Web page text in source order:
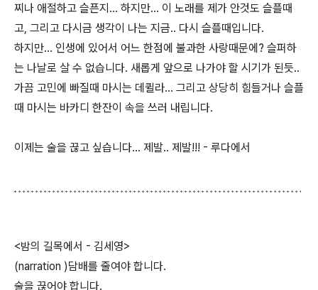
찌나 애절하고 슬픈지... 하지만... 이 노래를 제가 안것도 슬플때
고, 그리고 다시금 생각이 나는 지금.. 다시 슬플때입니다.
하지만... 인생에 있어서 어느 한점에 불과한 사랑때문에? 슬퍼하
는 나날로 살 수 없습니다. 새롭게 앞으로 나가야 할 시기가 된듯..
가끔 고민에 빠질때 마시는 데퀼라... 그리고 상당히 힘들거나 슬플
때 마시는 바카디 한잔이 속을 쓰러 내립니다.
이제는 술을 끊고 싶습니다... 제발.. 제발!!! - 루다에서
<밤의 길목에서 - 김세영>
(narration )담배를 줄여야 합니다.
술을 끊어야 합니다.